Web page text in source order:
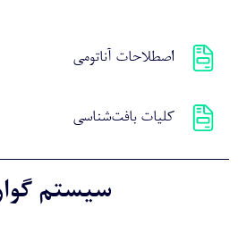
اصطلاحات آناتومی
کلیات بافت‌شناسی
سیستم